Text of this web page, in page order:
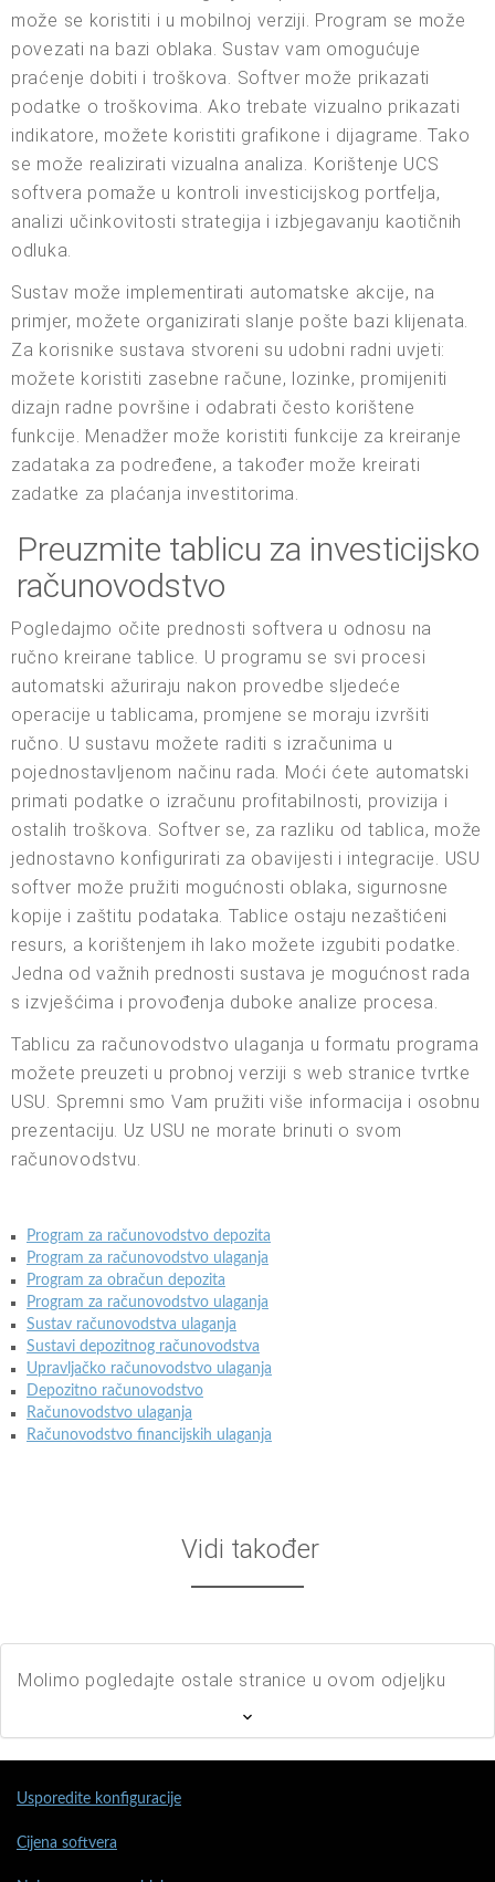
može se koristiti i u mobilnoj verziji. Program se može
povezati na bazi oblaka. Sustav vam omogućuje
praćenje dobiti i troškova. Softver može prikazati
podatke o troškovima. Ako trebate vizualno prikazati
indikatore, možete koristiti grafikone i dijagrame. Tako
se može realizirati vizualna analiza. Korištenje UCS
softvera pomaže u kontroli investicijskog portfelja,
analizi učinkovitosti strategija i izbjegavanju kaotičnih
odluka.
Sustav može implementirati automatske akcije, na
primjer, možete organizirati slanje pošte bazi klijenata.
Za korisnike sustava stvoreni su udobni radni uvjeti:
možete koristiti zasebne račune, lozinke, promijeniti
dizajn radne površine i odabrati često korištene
funkcije. Menadžer može koristiti funkcije za kreiranje
zadataka za podređene, a također može kreirati
zadatke za plaćanja investitorima.
Preuzmite tablicu za investicijsko
računovodstvo
Pogledajmo očite prednosti softvera u odnosu na
ručno kreirane tablice. U programu se svi procesi
automatski ažuriraju nakon provedbe sljedeće
operacije u tablicama, promjene se moraju izvršiti
ručno. U sustavu možete raditi s izračunima u
pojednostavljenom načinu rada. Moći ćete automatski
primati podatke o izračunu profitabilnosti, provizija i
ostalih troškova. Softver se, za razliku od tablica, može
jednostavno konfigurirati za obavijesti i integracije. USU
softver može pružiti mogućnosti oblaka, sigurnosne
kopije i zaštitu podataka. Tablice ostaju nezaštićeni
resurs, a korištenjem ih lako možete izgubiti podatke.
Jedna od važnih prednosti sustava je mogućnost rada
s izvješćima i provođenja duboke analize procesa.
Tablicu za računovodstvo ulaganja u formatu programa
možete preuzeti u probnoj verziji s web stranice tvrtke
USU. Spremni smo Vam pružiti više informacija i osobnu
prezentaciju. Uz USU ne morate brinuti o svom
računovodstvu.
Program za računovodstvo depozita
Program za računovodstvo ulaganja
Program za obračun depozita
Program za računovodstvo ulaganja
Sustav računovodstva ulaganja
Sustavi depozitnog računovodstva
Upravljačko računovodstvo ulaganja
Depozitno računovodstvo
Računovodstvo ulaganja
Računovodstvo financijskih ulaganja
Vidi također
Molimo pogledajte ostale stranice u ovom odjeljku
Usporedite konfiguracije
Cijena softvera